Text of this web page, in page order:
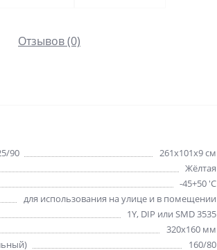
Отзывов (0)
90
261х101х9 см
Жёлтая
-45+50 'C
для использования на улице и в помещении
1Y, DIP или SMD 3535
320х160 мм
160/80